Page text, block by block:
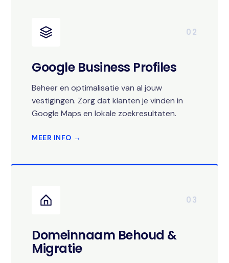
02
Google Business Profiles
Beheer en optimalisatie van al jouw
vestigingen. Zorg dat klanten je vinden in
Google Maps en lokale zoekresultaten.
MEER INFO →
03
Domeinnaam Behoud &
Migratie